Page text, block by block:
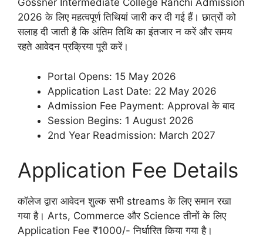
Gossner Intermediate College Ranchi Admission
2026 के लिए महत्वपूर्ण तिथियां जारी कर दी गई हैं। छात्रों को
सलाह दी जाती है कि अंतिम तिथि का इंतजार न करें और समय
रहते आवेदन प्रक्रिया पूरी करें।
Portal Opens: 15 May 2026
Application Last Date: 22 May 2026
Admission Fee Payment: Approval के बाद
Session Begins: 1 August 2026
2nd Year Readmission: March 2027
Application Fee Details
कॉलेज द्वारा आवेदन शुल्क सभी streams के लिए समान रखा
गया है। Arts, Commerce और Science तीनों के लिए
Application Fee ₹1000/- निर्धारित किया गया है।